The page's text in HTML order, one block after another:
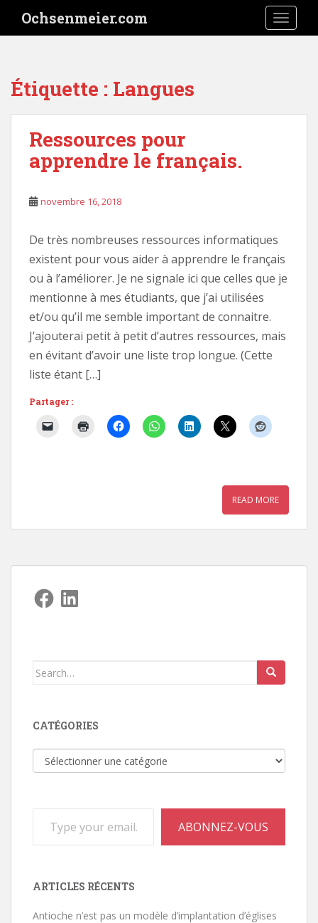
i
Ochsenmeier.com
Étiquette : Langues
Ressources pour
apprendre le français.
novembre 16, 2018
De très nombreuses ressources informatiques
existent pour vous aider à apprendre le français
ou à l’améliorer. Je ne signale ici que celles que je
mentionne à mes étudiants, que j’ai utilisées
et/ou qu’il me semble important de connaitre.
J’ajouterai petit à petit d’autres ressources, mais
en évitant d’avoir une liste trop longue. (Cette
liste étant […]
Partager :
READ MORE
Facebook
LinkedIn
Search
CATÉGORIES
Catégories
ABONNEZ-VOUS
ARTICLES RÉCENTS
Antioche n’est pas un modèle d’implantation d’églises